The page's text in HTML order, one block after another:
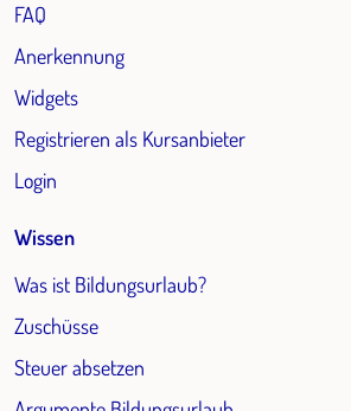
FAQ
Anerkennung
Widgets
Registrieren als Kursanbieter
Login
Wissen
Was ist Bildungsurlaub?
Zuschüsse
Steuer absetzen